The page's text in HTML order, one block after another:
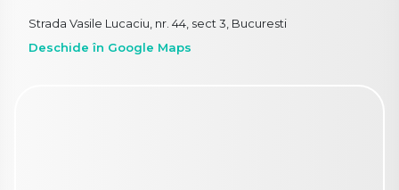
Strada Vasile Lucaciu, nr. 44, sect 3, Bucuresti
Deschide în Google Maps